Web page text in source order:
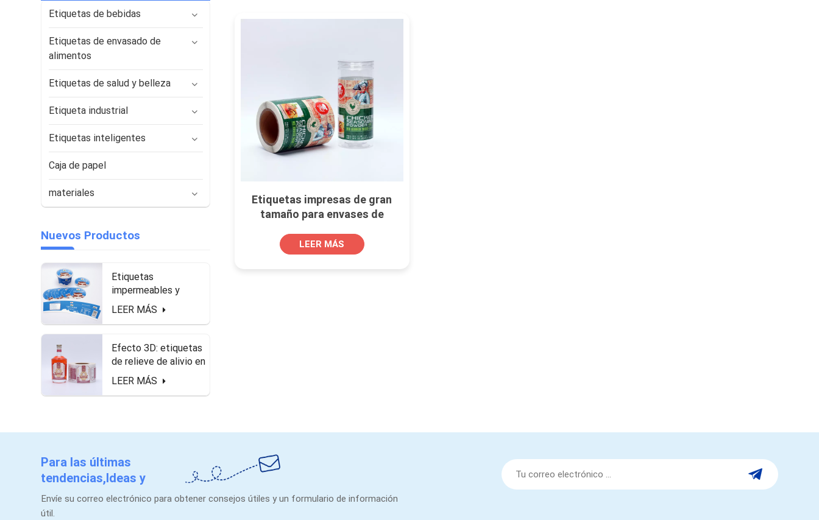
Etiquetas de bebidas
Etiquetas de envasado de
alimentos
Etiquetas de salud y belleza
Etiqueta industrial
Etiquetas inteligentes
Caja de papel
materiales
Nuevos Productos
Etiquetas
impermeables y
seguras de alimentos
en el paquete de
LEER MÁS
Efecto 3D: etiquetas
de relieve de alivio en
forma de rollo para
botella de licor
LEER MÁS
Etiquetas impresas de gran
tamaño para envases de
polvo
LEER MÁS
Para las últimas
tendencias,Ideas y
promociones.
Envíe su correo electrónico para obtener consejos útiles y un formulario de información
útil.